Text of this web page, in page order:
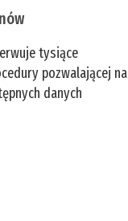
tysiące
pozwalającej na
danych